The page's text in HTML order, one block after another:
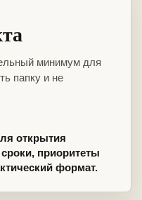
минимум для
папку и не
открытия
приоритеты
формат.